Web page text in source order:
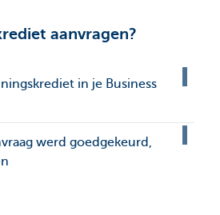
aanvragen?
in je Business
werd goedgekeurd,